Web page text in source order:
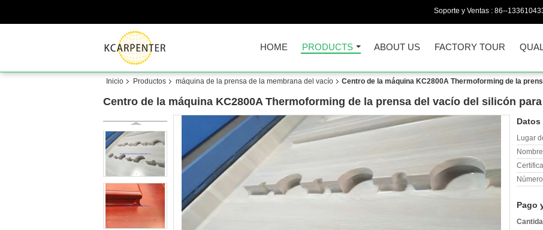
Soporte y Ventas : 86--
HOME PRODUCTS ABOUT US FACTORY TOUR
Inicio Productos máquina de la prensa de la membrana del vacío Centro de la máquina KC2800A Thermoforming de la
Centro de la máquina KC2800A Thermoforming de la prensa del vacío del silicón
Lugar
Pago